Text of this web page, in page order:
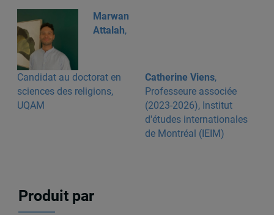
Marwan
Attalah,
Candidat au doctorat en
sciences des religions,
UQAM
Catherine Viens,
Professeure associée
(2023-2026), Institut
d'études internationales
de Montréal (IEIM)
Produit par